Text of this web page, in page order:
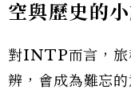
空與歷史的
對INTP而言，旅
辨，會成為難忘